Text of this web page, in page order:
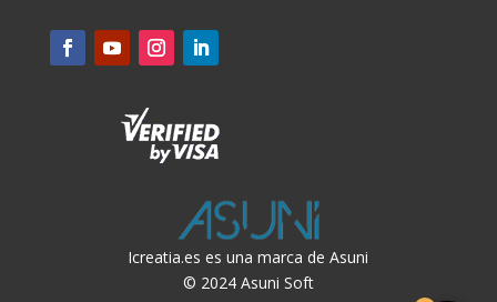
Icreatia.es es una marca de Asuni
© 2024 Asuni Soft